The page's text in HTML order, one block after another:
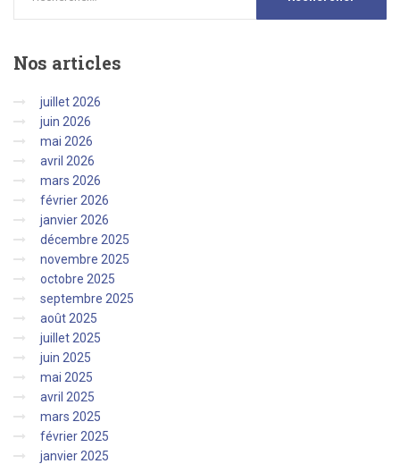
Nos articles
juillet 2026
juin 2026
mai 2026
avril 2026
mars 2026
février 2026
janvier 2026
décembre 2025
novembre 2025
octobre 2025
septembre 2025
août 2025
juillet 2025
juin 2025
mai 2025
avril 2025
mars 2025
février 2025
janvier 2025